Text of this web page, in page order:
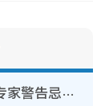
行李清洁｜车轮脏过马桶58倍！专家警告忌用酒精擦 教1招免脏手除菌